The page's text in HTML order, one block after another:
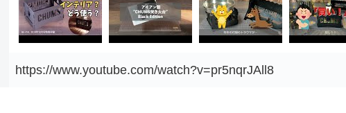
https://www.youtube.com/watch?v=pr5nqrJAll8